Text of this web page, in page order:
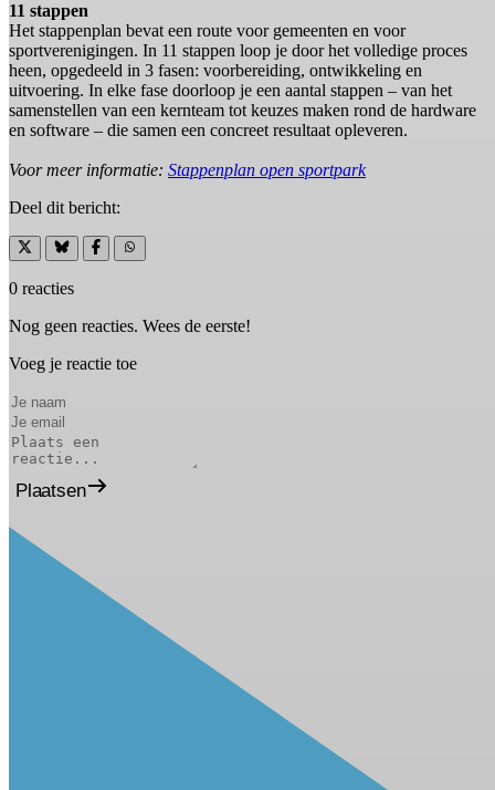
11 stappen
Het stappenplan bevat een route voor gemeenten en voor
sportverenigingen. In 11 stappen loop je door het volledige proces
heen, opgedeeld in 3 fasen: voorbereiding, ontwikkeling en
uitvoering. In elke fase doorloop je een aantal stappen – van het
samenstellen van een kernteam tot keuzes maken rond de hardware
en software – die samen een concreet resultaat opleveren.
Voor meer informatie: Stappenplan open sportpark
Deel dit bericht:
0 reacties
Nog geen reacties. Wees de eerste!
Voeg je reactie toe
Plaatsen